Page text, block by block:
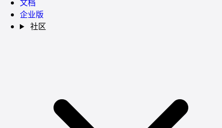
文档
企业版
社区